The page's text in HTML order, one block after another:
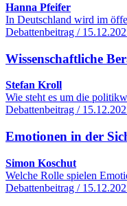
Hanna Pfeifer
In Deutschland wird im
Debattenbeitrag /
Wissenschaftliche
Stefan Kroll
Wie steht es um die
Debattenbeitrag /
Emotionen in der
Simon Koschut
Welche Rolle spielen
Debattenbeitrag /